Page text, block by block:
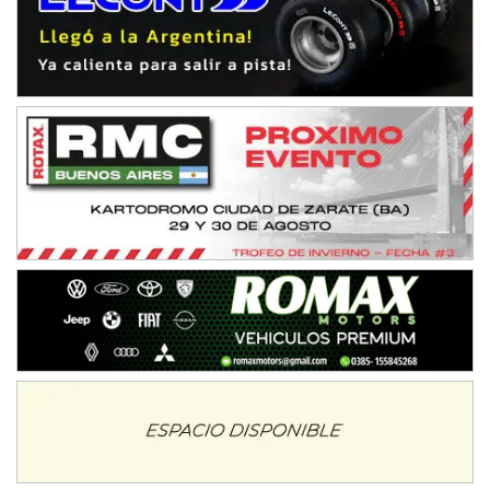
08/09-AGO
IAME SERIES ARGENTINA 6
Ramiro Tot (Asfalto)
Baradero (Buenos Aires)
KDO - F6
Ciudad de Trenque Lauquen (Asfalto)
Trenque Lauquen (Buenos Aires)
ENTRERRIANO - F6 (POSTERGADA)
Villaguay (Entre Ríos)
VICTORIENSE - F7
El Cerro (Tierra)
Victoria (Entre Ríos)
PATAGONICO - F6
Gral. E. Godoy (Río Negro)